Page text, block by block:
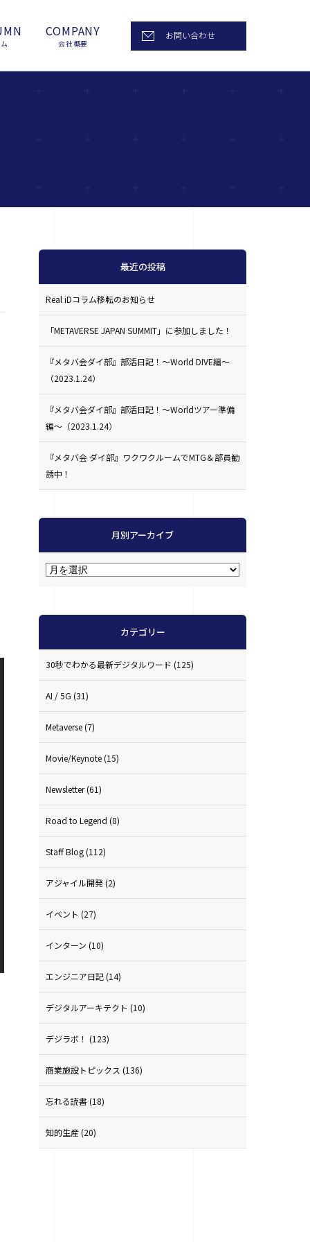
COMPANY
会社概要
お問い合わせ
最近の投稿
Real iDコラム移転のお知らせ
「METAVERSE JAPAN SUMMIT」に参加しました！
『メタバ会ダイ部』部活日記！〜World DIVE編〜
（2023.1.24）
『メタバ会ダイ部』部活日記！〜Worldツアー準備
編〜（2023.1.24）
『メタバ会 ダイ部』ワクワクルームでMTG＆部員勧
誘中！
月別アーカイブ
カテゴリー
30秒でわかる最新デジタルワード (125)
AI / 5G (31)
Metaverse(7)
Movie/Keynote(15)
Newsletter(61)
Road to Legend (8)
Staff Blog(112)
アジャイル開発(2)
イベント (27)
インターン (10)
エンジニア日記(14)
デジタルアーキテクト (10)
デジラボ！ (123)
商業施設トピックス (136)
忘れる読書(18)
知的生産(20)